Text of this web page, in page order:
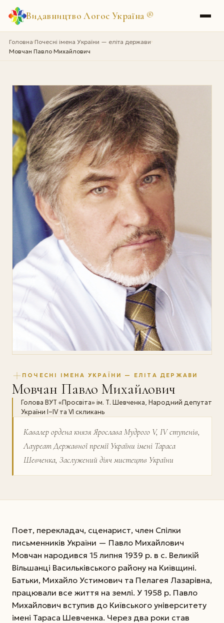
Видавництво Логос Україна ®
Головна›Почесні імена України — еліта держави›
Мовчан Павло Михайлович
ПОЧЕСНІ ІМЕНА УКРАЇНИ — ЕЛІТА ДЕРЖАВИ
Мовчан Павло Михайлович
Голова ВУТ «Просвіта» ім. Т. Шевченка, Народний депутат
України І–ІV та VI скликань
Кавалер ордена князя Ярослава Мудрого V, IV ступенів,
Лауреат Державної премії України імені Тараса
Шевченка, Заслужений діяч мистецтв України
Поет, перекладач, сценарист, член Спілки
письменників України — Павло Михайлович
Мовчан народився 15 липня 1939 р. в с. Великій
Вільшанці Васильківського району на Київщині.
Батьки, Михайло Устимович та Пелагея Лазарівна,
працювали все життя на землі. У 1958 р. Павло
Михайлович вступив до Київського університету
імені Тараса Шевченка. Через два роки став